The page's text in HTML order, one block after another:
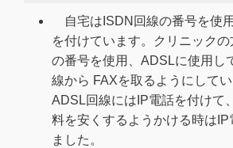
自宅はISDN回線の番号を使
を付けています。クリニック
の番号を使用、ADSLに使用し
線から FAXを取るようにして
ADSL回線にはIP電話を付けて
料を安くするようかける時はIP
ました。